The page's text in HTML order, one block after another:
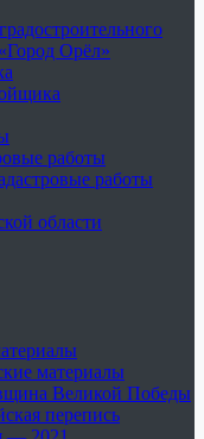
Орёл»
работы
работы
области
материалы
Великой Победы
перепись